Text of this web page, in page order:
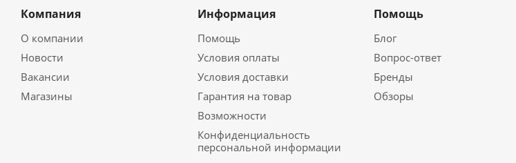
Компания
О компании
Новости
Вакансии
Магазины
Информация
Помощь
Условия оплаты
Условия доставки
Гарантия на товар
Возможности
Конфиденциальность
персональной информации
Помощь
Блог
Вопрос-ответ
Бренды
Обзоры